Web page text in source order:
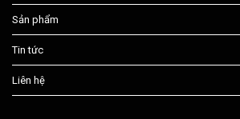
Sản phẩm
Tin tức
Liên hệ